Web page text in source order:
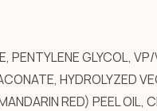
GLYCOL,
HYDROLYZED
RED) PEEL